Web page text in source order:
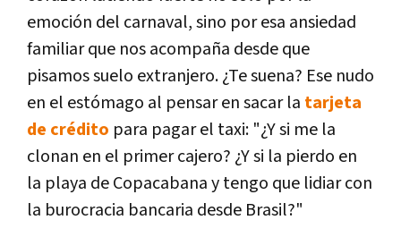
emoción del carnaval, sino por esa ansiedad
familiar que nos acompaña desde que
pisamos suelo extranjero. ¿Te suena? Ese nudo
en el estómago al pensar en sacar la tarjeta
de crédito para pagar el taxi: "¿Y si me la
clonan en el primer cajero? ¿Y si la pierdo en
la playa de Copacabana y tengo que lidiar con
la burocracia bancaria desde Brasil?"